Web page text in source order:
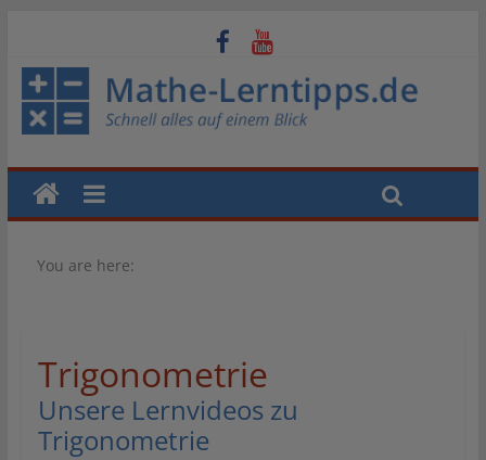
You are here:
Trigonometrie
Unsere Lernvideos zu
Trigonometrie